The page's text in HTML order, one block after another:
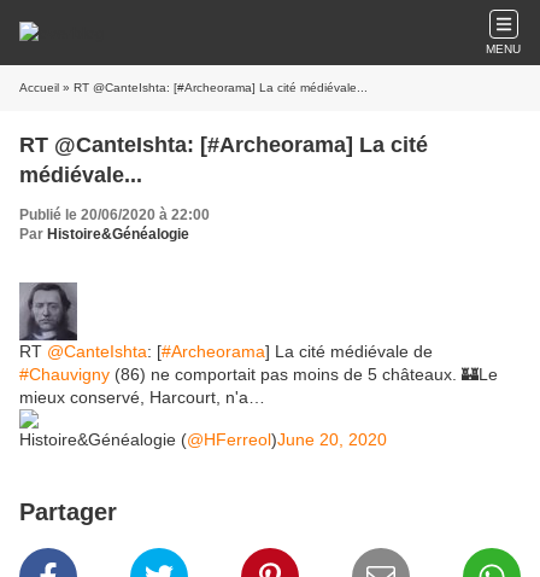
MENU
Accueil » RT @CanteIshta: [#Archeorama] La cité médiévale...
RT @CanteIshta: [#Archeorama] La cité
médiévale...
Publié le 20/06/2020 à 22:00
Par Histoire&Généalogie
RT @CanteIshta: [#Archeorama] La cité médiévale de
#Chauvigny (86) ne comportait pas moins de 5 châteaux. 🏰Le
mieux conservé, Harcourt, n'a…
Histoire&Généalogie (@HFerreol)June 20, 2020
Partager